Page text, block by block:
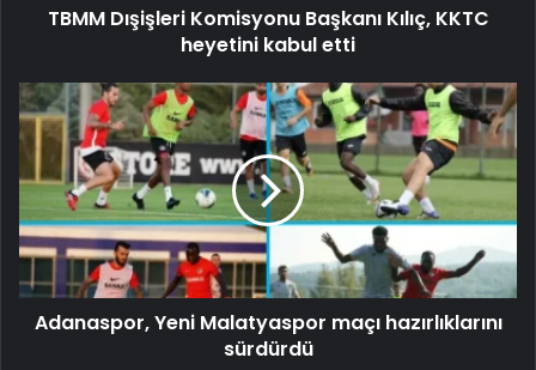
TBMM Dışişleri Komisyonu Başkanı Kılıç, KKTC
heyetini kabul etti
Adanaspor, Yeni Malatyaspor maçı hazırlıklarını
sürdürdü